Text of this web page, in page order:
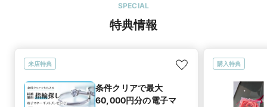
SPECIAL
特典情報
来店特典
条件クリアで最大
60,000円分の電子マ
購入特典